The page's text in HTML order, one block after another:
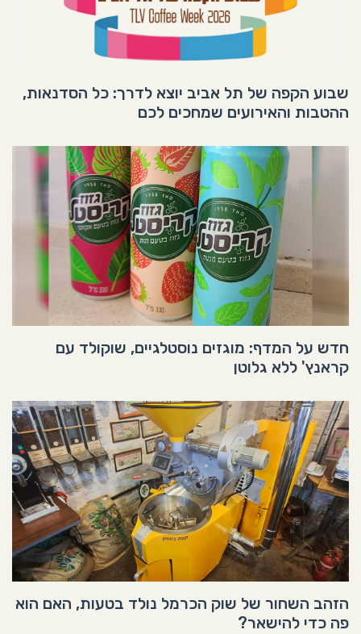
שבוע הקפה של תל אביב יוצא לדרך: כל הסדנאות,
ההטבות והאירועים שמחכים לכם
חדש על המדף: מוגזים נוסטלגיים, שוקולד עם
קראנץ' ללא גלוטן
הזהב השחור של שוק הכרמל נולד בטעות, האם הוא
פה כדי להישאר?